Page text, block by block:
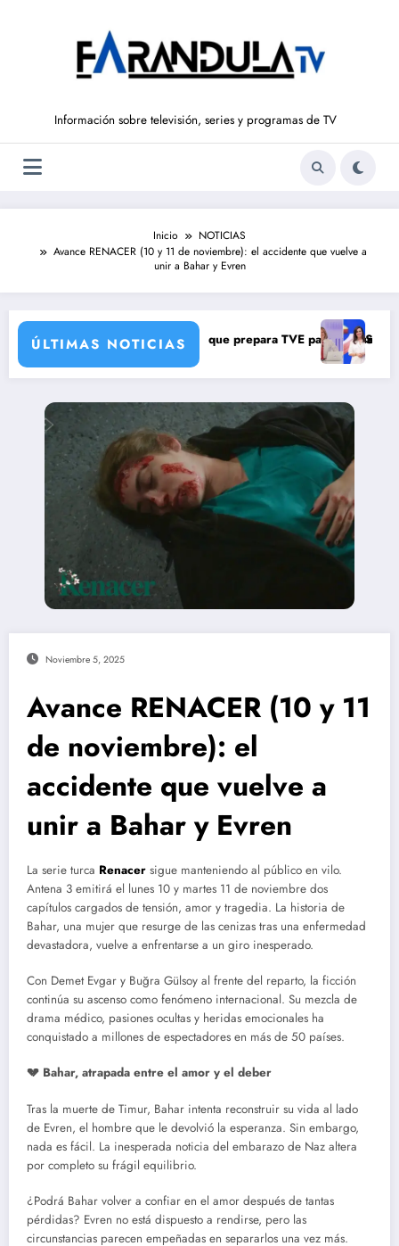
Información sobre televisión, series y programas de TV
Inicio
NOTICIAS
Avance RENACER (10 y 11 de noviembre): el accidente que vuelve a
unir a Bahar y Evren
ÚLTIMAS NOTICIAS
una verdad brutal
de corresponsales que prepara TVE para su nueva temporada
Silvia
Noviembre 5, 2025
Avance RENACER (10 y 11
de noviembre): el
accidente que vuelve a
unir a Bahar y Evren
La serie turca Renacer sigue manteniendo al público en vilo.
Antena 3 emitirá el lunes 10 y martes 11 de noviembre dos
capítulos cargados de tensión, amor y tragedia. La historia de
Bahar, una mujer que resurge de las cenizas tras una enfermedad
devastadora, vuelve a enfrentarse a un giro inesperado.
Con Demet Evgar y Buğra Gülsoy al frente del reparto, la ficción
continúa su ascenso como fenómeno internacional. Su mezcla de
drama médico, pasiones ocultas y heridas emocionales ha
conquistado a millones de espectadores en más de 50 países.
💔 Bahar, atrapada entre el amor y el deber
Tras la muerte de Timur, Bahar intenta reconstruir su vida al lado
de Evren, el hombre que le devolvió la esperanza. Sin embargo,
nada es fácil. La inesperada noticia del embarazo de Naz altera
por completo su frágil equilibrio.
¿Podrá Bahar volver a confiar en el amor después de tantas
pérdidas? Evren no está dispuesto a rendirse, pero las
circunstancias parecen empeñadas en separarlos una vez más.